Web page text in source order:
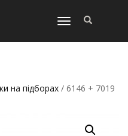
TOGGLE
на підборах / 6146 + 7019